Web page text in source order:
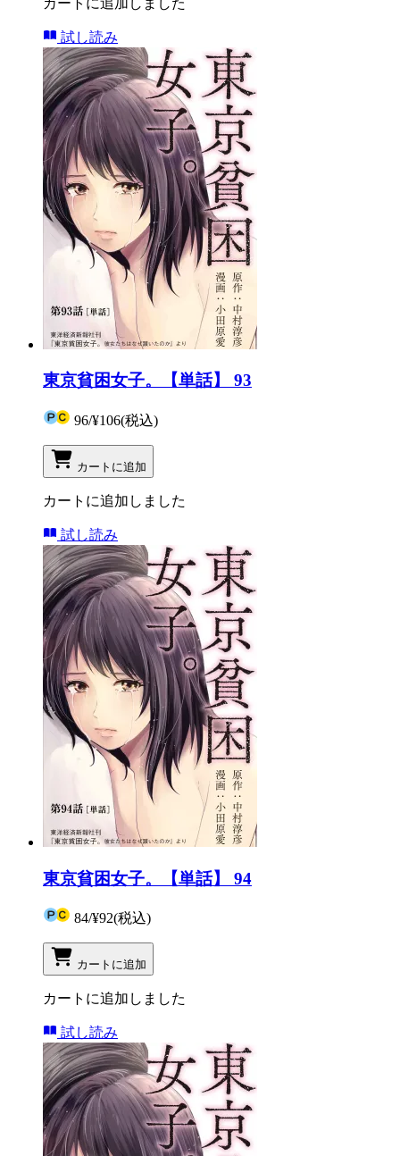
試し読み
東京貧困女子。【単話】 93
96/¥106(税込)
カートに追加
カートに追加しました
試し読み
東京貧困女子。【単話】 94
84/¥92(税込)
カートに追加
カートに追加しました
試し読み